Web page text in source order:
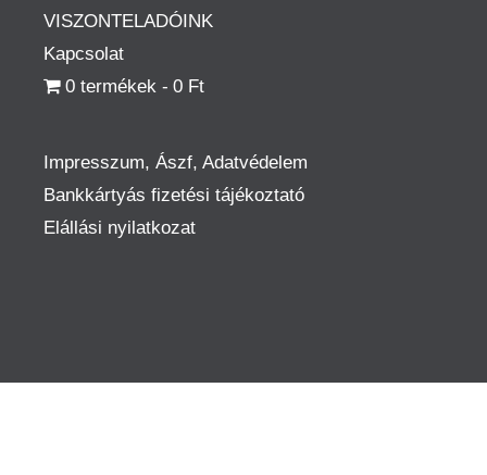
VISZONTELADÓINK
Kapcsolat
0 termékek
0 Ft
Impresszum, Ászf, Adatvédelem
Bankkártyás fizetési tájékoztató
Elállási nyilatkozat